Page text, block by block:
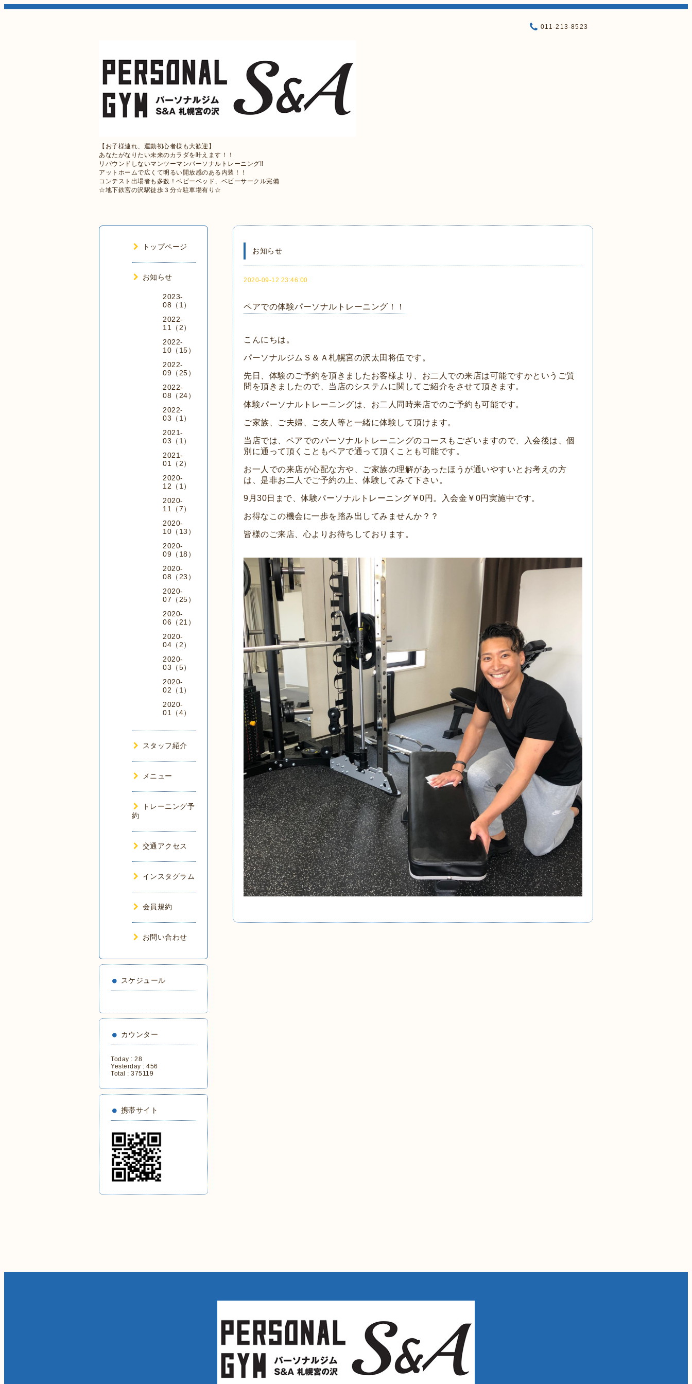
【お子様連れ、運動初心者様も大歓迎】
あなたがなりたい未来のカラダを叶えます！！
リバウンドしないマンツーマンパーソナルトレーニング!!
アットホームで広くて明るい開放感のある内装！！
コンテスト出場者も多数！ベビーベッド、ベビーサークル完備
☆地下鉄宮の沢駅徒歩３分☆駐車場有り☆
011-213-8523
お知らせ
2020-09-12 23:46:00
ペアでの体験パーソナルトレーニング！！
こんにちは。
パーソナルジムＳ＆Ａ札幌宮の沢太田将伍です。
先日、体験のご予約を頂きましたお客様より、お二人での来店は可能ですかというご質
問を頂きましたので、当店のシステムに関してご紹介をさせて頂きます。
体験パーソナルトレーニングは、お二人同時来店でのご予約も可能です。
ご家族、ご夫婦、ご友人等と一緒に体験して頂けます。
当店では、ペアでのパーソナルトレーニングのコースもございますので、入会後は、個
別に通って頂くこともペアで通って頂くことも可能です。
お一人での来店が心配な方や、ご家族の理解があったほうが通いやすいとお考えの方
は、是非お二人でご予約の上、体験してみて下さい。
9月30日まで、体験パーソナルトレーニング￥0円。入会金￥0円実施中です。
お得なこの機会に一歩を踏み出してみませんか？？
皆様のご来店、心よりお待ちしております。
トップページ
お知らせ
2023-
08（1）
2022-
11（2）
2022-
10（15）
2022-
09（25）
2022-
08（24）
2022-
03（1）
2021-
03（1）
2021-
01（2）
2020-
12（1）
2020-
11（7）
2020-
10（13）
2020-
09（18）
2020-
08（23）
2020-
07（25）
2020-
06（21）
2020-
04（2）
2020-
03（5）
2020-
02（1）
2020-
01（4）
スタッフ紹介
メニュー
トレーニング予
約
交通アクセス
インスタグラム
会員規約
お問い合わせ
スケジュール
カウンター
Today : 28
Yesterday : 456
Total : 375119
携帯サイト